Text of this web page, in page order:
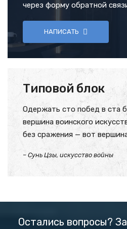
через форму обратной
НАПИСАТЬ
Типовой блок
Одержать сто побед в ста
вершина воинского
без сражения — вот
– Сунь Цзы, искусство войны
Остались вопросы?